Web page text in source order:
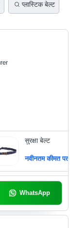
प्लास्टिक बेल्ट
सुरक्षा बेल्ट
नवीनतम कीमत
WhatsApp